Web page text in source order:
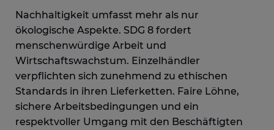
Nachhaltigkeit umfasst mehr als nur
ökologische Aspekte. SDG 8 fordert
menschenwürdige Arbeit und
Wirtschaftswachstum. Einzelhändler
verpflichten sich zunehmend zu ethischen
Standards in ihren Lieferketten. Faire Löhne,
sichere Arbeitsbedingungen und ein
respektvoller Umgang mit den Beschäftigten